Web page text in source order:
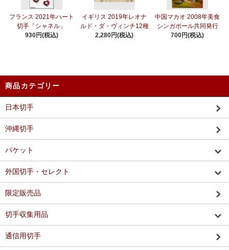
フランス 2021年ハート
切手「シャネル」
930円(税込)
イギリス 2019年レオナ
ルド・ダ・ヴィンチ12種
2,280円(税込)
中国マカオ 2008年美食
シンガポール共同発行
700円(税込)
商品カテゴリー
日本切手
沖縄切手
パケット
外国切手・セレクト
限定販売品
切手収集用品
通信用切手